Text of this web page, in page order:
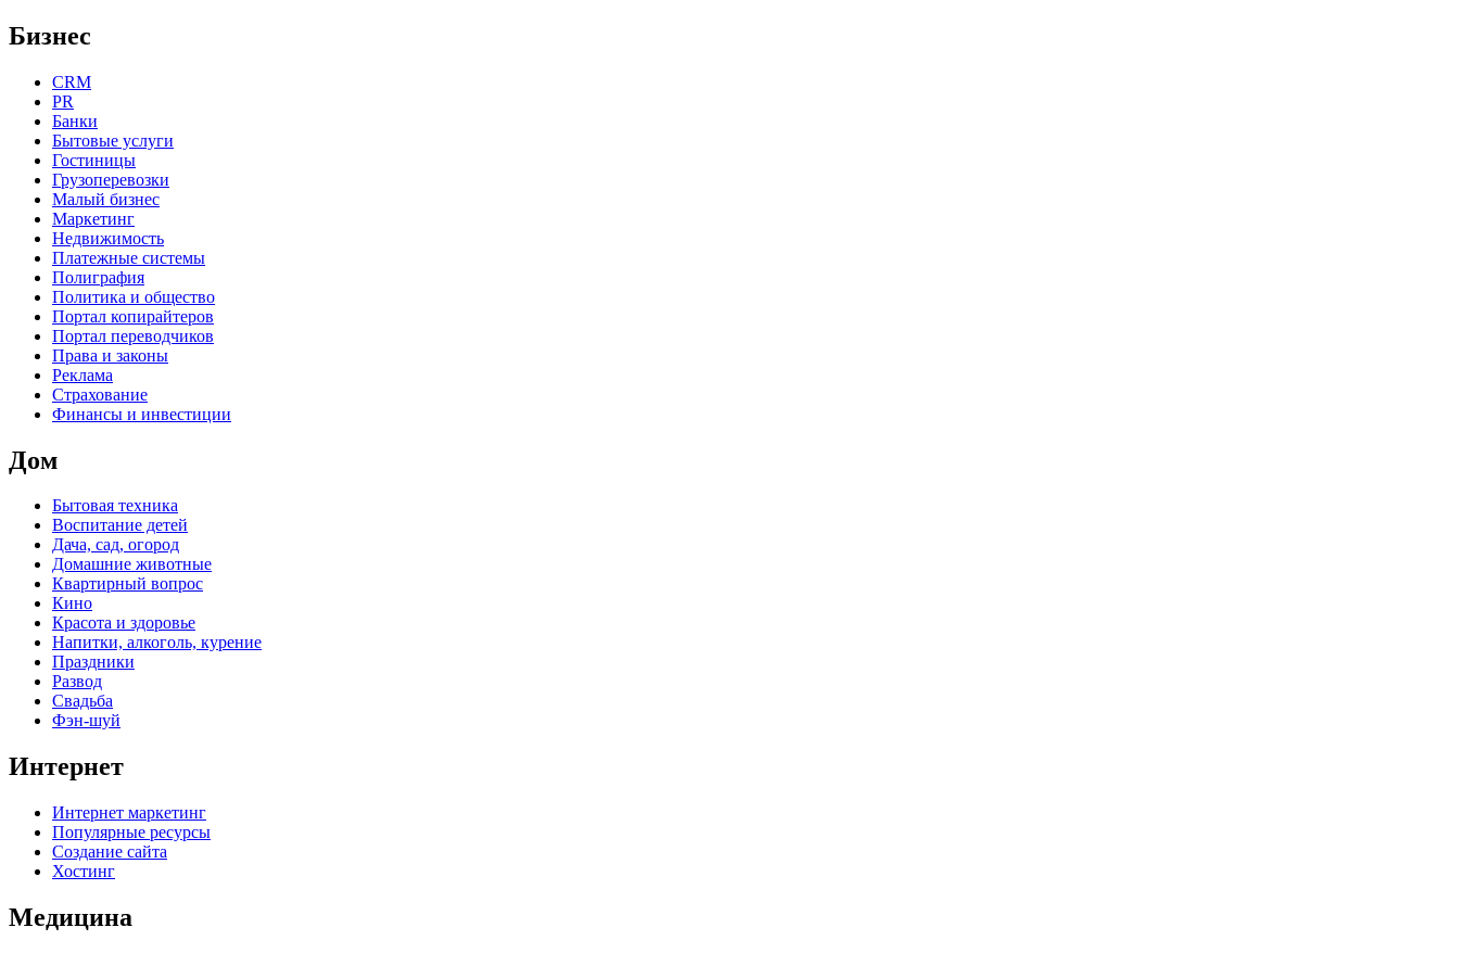
Бизнес
CRM
PR
Банки
Бытовые услуги
Гостиницы
Грузоперевозки
Малый бизнес
Маркетинг
Недвижимость
Платежные системы
Полиграфия
Политика и общество
Портал копирайтеров
Портал переводчиков
Права и законы
Реклама
Страхование
Финансы и инвестиции
Дом
Бытовая техника
Воспитание детей
Дача, сад, огород
Домашние животные
Квартирный вопрос
Кино
Красота и здоровье
Напитки, алкоголь, курение
Праздники
Развод
Свадьба
Фэн-шуй
Интернет
Интернет маркетинг
Популярные ресурсы
Создание сайта
Хостинг
Медицина